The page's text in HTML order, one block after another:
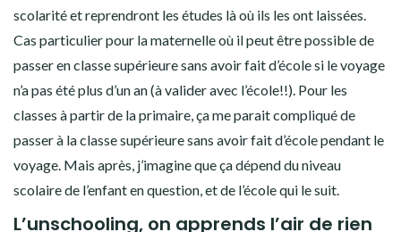
scolarité et reprendront les études là où ils les ont laissées.
Cas particulier pour la maternelle où il peut être possible de
passer en classe supérieure sans avoir fait d’école si le voyage
n’a pas été plus d’un an (à valider avec l’école!!). Pour les
classes à partir de la primaire, ça me parait compliqué de
passer à la classe supérieure sans avoir fait d’école pendant le
voyage. Mais après, j’imagine que ça dépend du niveau
scolaire de l’enfant en question, et de l’école qui le suit.
L’unschooling, on apprends l’air de rien